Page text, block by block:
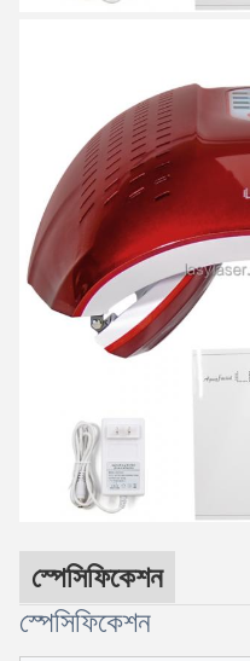
স্পেসিফিকেশন
স্পেসিফিকেশন